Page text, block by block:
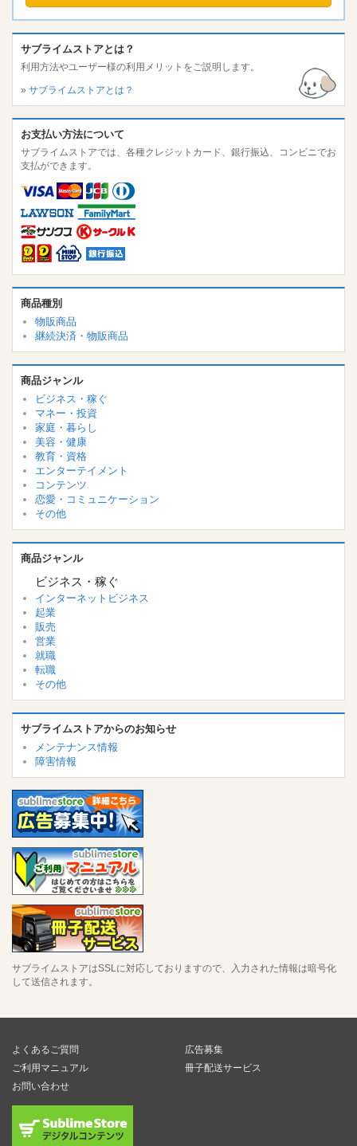
サブライムストアとは？
利用方法やユーザー様の利用メリットをご説明します。
» サブライムストアとは？
お支払い方法について
サブライムストアでは、各種クレジットカード、銀行振込、コンビニでお
支払ができます。
商品種別
物販商品
継続決済・物販商品
商品ジャンル
ビジネス・稼ぐ
マネー・投資
家庭・暮らし
美容・健康
教育・資格
エンターテイメント
コンテンツ
恋愛・コミュニケーション
その他
商品ジャンル
ビジネス・稼ぐ
インターネットビジネス
起業
販売
営業
就職
転職
その他
サブライムストアからのお知らせ
メンテナンス情報
障害情報
サブライムストアはSSLに対応しておりますので、入力された情報は暗号化
して送信されます。
よくあるご質問
ご利用マニュアル
お問い合わせ
広告募集
冊子配送サービス